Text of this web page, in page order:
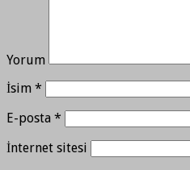
Yorum
İsim *
E-posta *
İnternet sitesi